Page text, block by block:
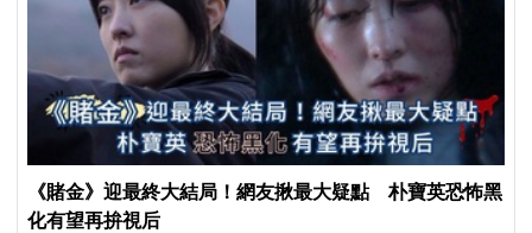
《賭金》迎最終大結局！網友揪最大疑點 朴寶英恐怖黑
化有望再拚視后